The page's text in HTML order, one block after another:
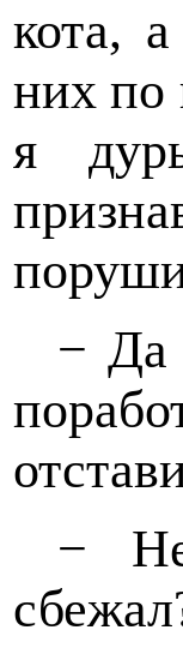
кота,
них по
я
− Да
−